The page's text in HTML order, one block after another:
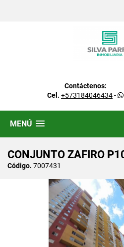
Contáctenos:
Cel. +573184046434-
MENÚ
CONJUNTO ZAFIRO
Código. 7007431